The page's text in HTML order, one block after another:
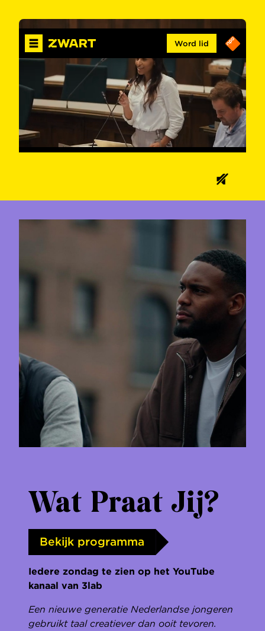
Word lid
00:29 01:33
Wat Praat Jij?
Bekijk programma
Iedere zondag te zien op het YouTube
kanaal van 3lab
Een nieuwe generatie Nederlandse jongeren
gebruikt taal creatiever dan ooit tevoren.